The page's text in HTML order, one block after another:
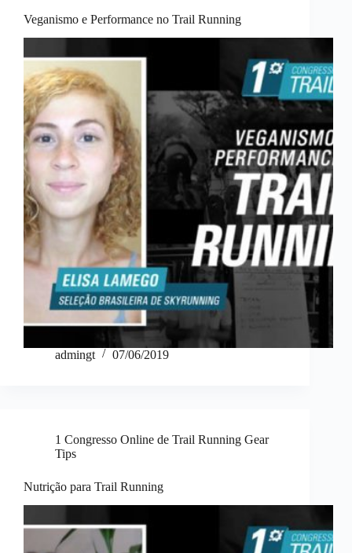
Veganismo e Performance no Trail Running
admingt 07/06/2019
1 Congresso Online de Trail Running Gear
Tips
Nutrição para Trail Running